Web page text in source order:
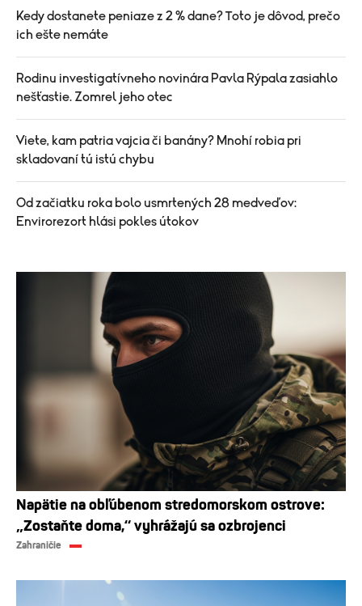
Kedy dostanete peniaze z 2 % dane? Toto je dôvod, prečo
ich ešte nemáte
Rodinu investigatívneho novinára Pavla Rýpala zasiahlo
nešťastie. Zomrel jeho otec
Viete, kam patria vajcia či banány? Mnohí robia pri
skladovaní tú istú chybu
Od začiatku roka bolo usmrtených 28 medveďov:
Envirorezort hlási pokles útokov
Napätie na obľúbenom stredomorskom ostrove:
„Zostaňte doma,“ vyhrážajú sa ozbrojenci
Zahraničie